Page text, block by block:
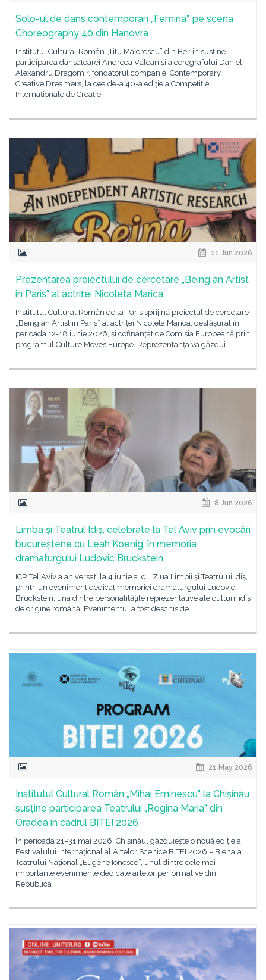
Solo-ul de dans contemporan „Femina”, pe scena
Choreography 40 din Hanovra
Institutul Cultural Român „Titu Maiorescu” din Berlin susține
participarea dansatoarei Andreea Vălean și a coregrafului Daniel
Alexandru Dragomir, fondatorul companiei Contemporary
Creative Dreamers, la cea de-a 40-a ediție a Competiției
Internaționale de Creație
11 Jun 2026
Prezentarea proiectului de cercetare „Being an Artist
in Paris” al actriței Nicoleta Marica
Institutul Cultural Român de la Paris sprijină proiectul de cercetare
„Being an Artist in Paris” al actriței Nicoleta Marica, desfășurat în
perioada 12-18 iunie 2026, și cofinanțat de Comisia Europeană prin
programul Culture Moves Europe. Reprezentanța va găzdui
8 Jun 2026
Limba și Teatrul Idiș, celebrate la Tel Aviv prin evocări
bucureștene cu Leah Koenig, în memoria
dramaturgului Ludovic Bruckstein
ICR Tel Aviv a aniversat, la 4 iunie a. c. , Ziua Limbii și Teatrului Idiș,
printr-un eveniment dedicat memoriei dramaturgului Ludovic
Bruckstein, una dintre personalitățile reprezentative ale culturii idiș
de origine română. Evenimentul a fost deschis de
21 May 2026
Institutul Cultural Român „Mihai Eminescu” la Chișinău
susține participarea Teatrului „Regina Maria” din
Oradea în cadrul BITEI 2026
În perioada 21–31 mai 2026, Chișinăul găzduiește o nouă ediție a
Festivalului Internațional al Artelor Scenice BITEI 2026 – Bienala
Teatrului Național „Eugène Ionesco”, unul dintre cele mai
importante evenimente dedicate artelor performative din
Republica